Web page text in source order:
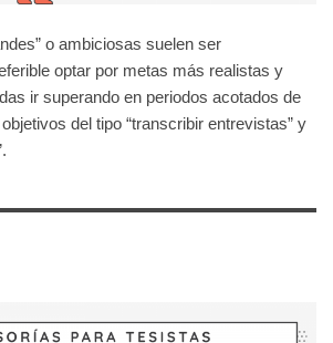
o ambiciosas suelen ser
optar por metas más realistas y
ir superando en periodos acotados de
del tipo “transcribir entrevistas” y